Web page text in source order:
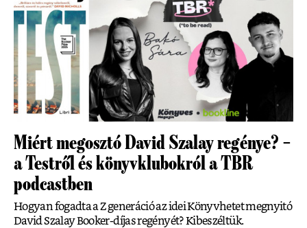
Miért megosztó David Szalay regénye? –
a Testről és könyvklubokról a TBR
podcastben
Hogyan fogadta a Z generáció az idei Könyvhetet megnyitó
David Szalay Booker-díjas regényét? Kibeszéltük.